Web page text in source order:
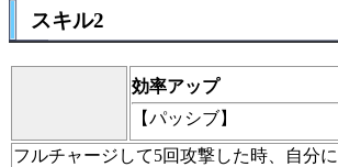
スキル2
効率アップ
【パッシブ】
フルチャージして5回攻撃した時、自分に